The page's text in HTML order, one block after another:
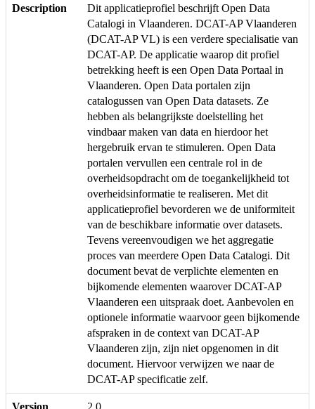
Description
Dit applicatieprofiel beschrijft Open Data
Catalogi in Vlaanderen. DCAT-AP Vlaanderen
(DCAT-AP VL) is een verdere specialisatie van
DCAT-AP. De applicatie waarop dit profiel
betrekking heeft is een Open Data Portaal in
Vlaanderen. Open Data portalen zijn
catalogussen van Open Data datasets. Ze
hebben als belangrijkste doelstelling het
vindbaar maken van data en hierdoor het
hergebruik ervan te stimuleren. Open Data
portalen vervullen een centrale rol in de
overheidsopdracht om de toegankelijkheid tot
overheidsinformatie te realiseren. Met dit
applicatieprofiel bevorderen we de uniformiteit
van de beschikbare informatie over datasets.
Tevens vereenvoudigen we het aggregatie
proces van meerdere Open Data Catalogi. Dit
document bevat de verplichte elementen en
bijkomende elementen waarover DCAT-AP
Vlaanderen een uitspraak doet. Aanbevolen en
optionele informatie waarvoor geen bijkomende
afspraken in de context van DCAT-AP
Vlaanderen zijn, zijn niet opgenomen in dit
document. Hiervoor verwijzen we naar de
DCAT-AP specificatie zelf.
Version 2.0